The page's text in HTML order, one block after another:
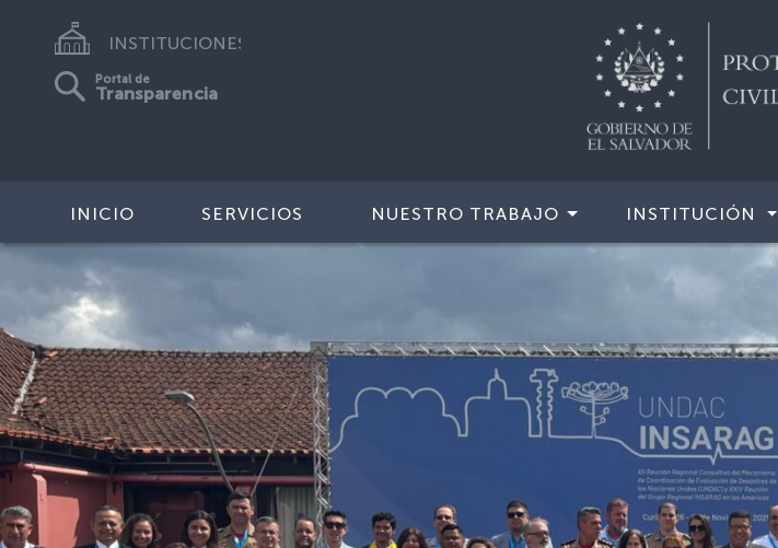
INSTITUCIONES
Portal de
Transparencia
INICIO SERVICIOS NUESTRO TRABAJO INSTITUCIÓN